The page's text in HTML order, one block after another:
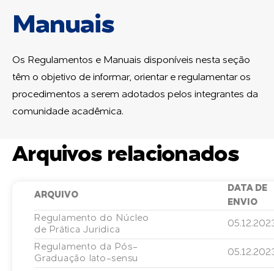
Manuais
Os Regulamentos e Manuais disponíveis nesta seção
têm o objetivo de informar, orientar e regulamentar os
procedimentos a serem adotados pelos integrantes da
comunidade acadêmica.
Arquivos relacionados
ARQUIVO
DATA DE
ENVIO
Regulamento do Núcleo
de Prática Juridica
Regulamento da Pós-
Graduação lato-sensu